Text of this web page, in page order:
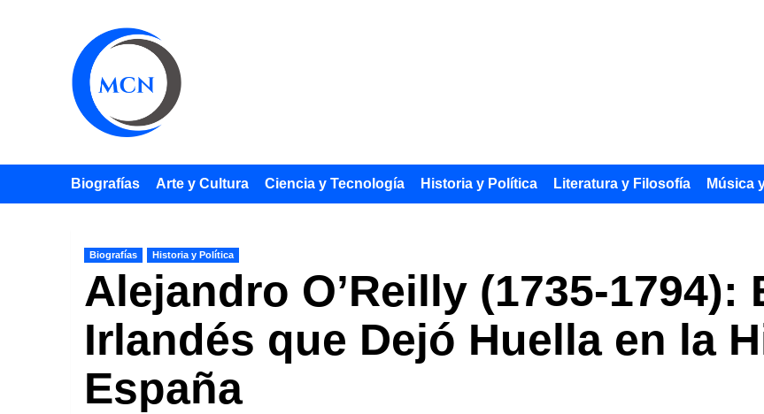
Biografías Arte y Cultura Ciencia y Tecnología Historia y Política Literatura y Filosofía Música
Biografías Historia y Política
Alejandro O’Reilly (1735-1794):
Irlandés que Dejó Huella en la
España